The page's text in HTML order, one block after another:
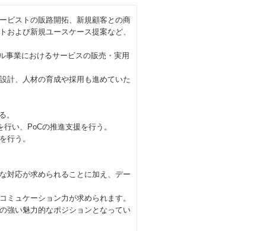
ビストの販路開拓、新規顧客との商
よび新規ユースケース提案など、
事業におけるサービスの販売・実用
計、人材の育成や採用も進めていた
。
い、PoCの推進支援を行う。
行う。
対応が求められることに加え、デー
ュケーション力が求められます。
強い魅力的なポジションとなってい